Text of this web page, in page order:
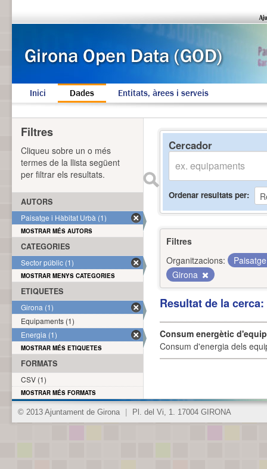
Inici Dades Entitats, àrees i serveis
Cercador
Ordenar resultats per
Filtres
Organitzacions:
Girona
Resultat de la
Consum energètic
Consum d'energia dels
Filtres
Cliqueu sobre un o més
termes de la llista següent
per filtrar els resultats.
AUTORS
Paisatge i Hàbitat Urbà (1)
MOSTRAR MÉS AUTORS
CATEGORIES
Sector públic (1)
MOSTRAR MENYS CATEGORIES
ETIQUETES
Girona (1)
Equipaments (1)
Energia (1)
MOSTRAR MÉS ETIQUETES
FORMATS
CSV (1)
MOSTRAR MÉS FORMATS
© 2013 Ajuntament de Girona Pl. del Vi, 1. 17004 GIRONA